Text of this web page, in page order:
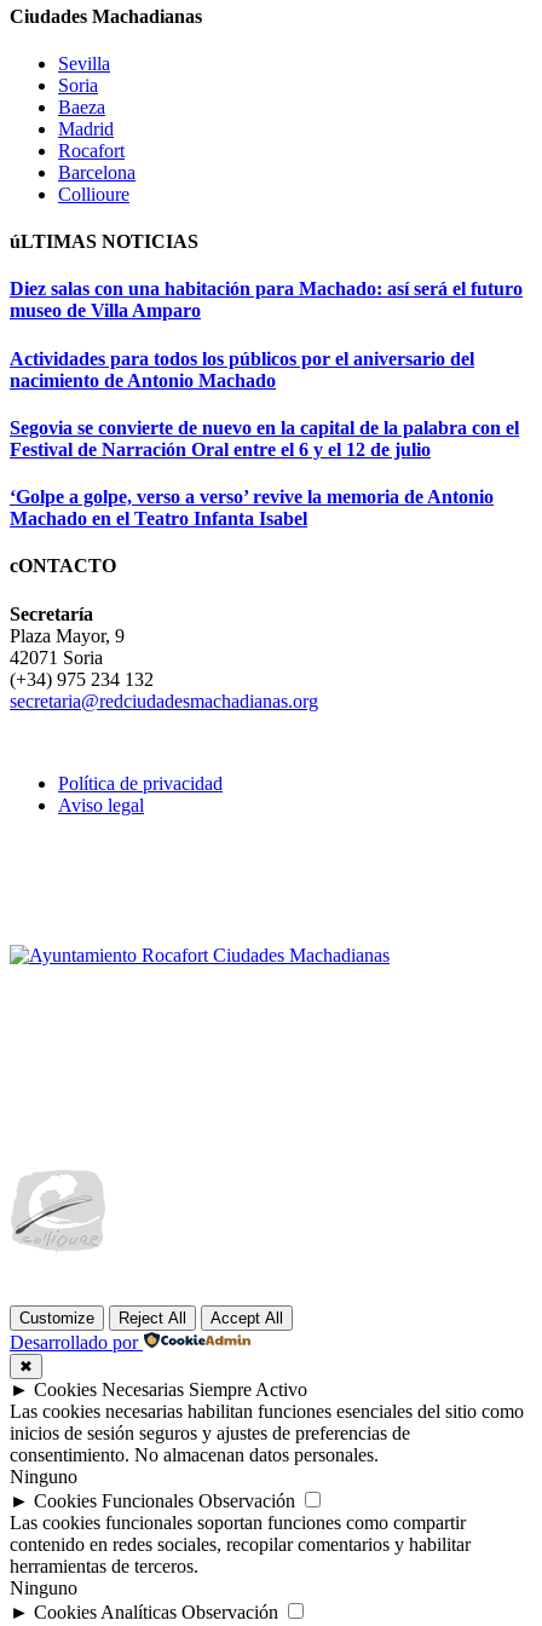
Ciudades Machadianas
Sevilla
Soria
Baeza
Madrid
Rocafort
Barcelona
Collioure
úLTIMAS NOTICIAS
Diez salas con una habitación para Machado: así será el futuro
museo de Villa Amparo
Actividades para todos los públicos por el aniversario del
nacimiento de Antonio Machado
Segovia se convierte de nuevo en la capital de la palabra con el
Festival de Narración Oral entre el 6 y el 12 de julio
‘Golpe a golpe, verso a verso’ revive la memoria de Antonio
Machado en el Teatro Infanta Isabel
cONTACTO
Secretaría
Plaza Mayor, 9
42071 Soria
(+34) 975 234 132
secretaria@redciudadesmachadianas.org
Política de privacidad
Aviso legal
Customize Reject All Accept All
Desarrollado por
✖
► Cookies Necesarias Siempre Activo
Las cookies necesarias habilitan funciones esenciales del sitio como
inicios de sesión seguros y ajustes de preferencias de
consentimiento. No almacenan datos personales.
Ninguno
► Cookies Funcionales Observación
Las cookies funcionales soportan funciones como compartir
contenido en redes sociales, recopilar comentarios y habilitar
herramientas de terceros.
Ninguno
► Cookies Analíticas Observación